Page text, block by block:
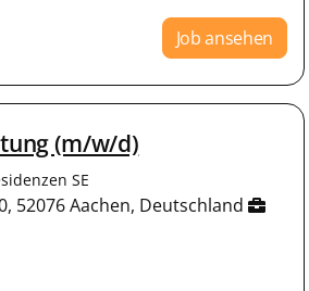
Job ansehen
(m/w/d)
SE
52076 Aachen, Deutschland